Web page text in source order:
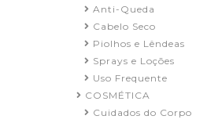
Anti-Queda
Cabelo Seco
Piolhos e Lêndeas
Sprays e Loções
Uso Frequente
COSMÉTICA
Cuidados do Corpo